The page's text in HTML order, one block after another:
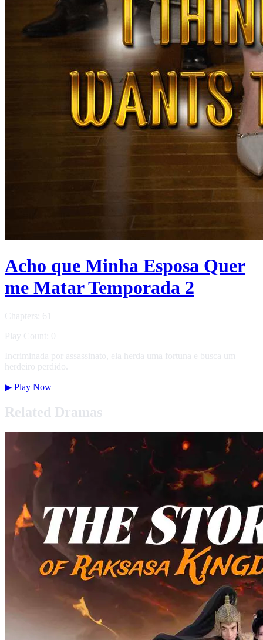
Acho que Minha Esposa Quer
me Matar Temporada 2
Chapters: 61
Play Count: 0
Incriminada por assassinato, ela herda uma fortuna e busca um
herdeiro perdido.
▶ Play Now
Related Dramas